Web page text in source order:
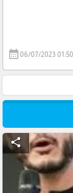
calendar_month06/07/2023
share